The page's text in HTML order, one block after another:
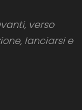
verso
lanciarsi e